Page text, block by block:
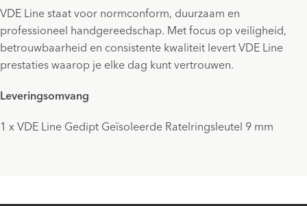
VDE Line staat voor normconform, duurzaam en
professioneel handgereedschap. Met focus op veiligheid,
betrouwbaarheid en consistente kwaliteit levert VDE Line
prestaties waarop je elke dag kunt vertrouwen.
Leveringsomvang
1 x VDE Line Gedipt Geïsoleerde Ratelringsleutel 9 mm